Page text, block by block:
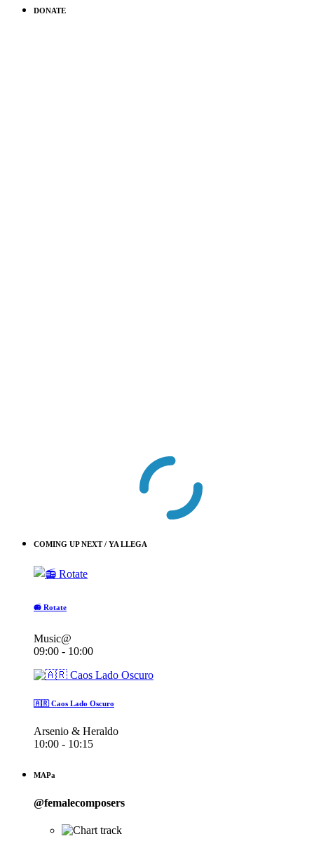
DONATE
COMING UP NEXT / YA LLEGA
📻 Rotate
Music@
09:00 - 10:00
🇦🇷 Caos Lado Oscuro
Arsenio & Heraldo
10:00 - 10:15
MAPa
@femalecomposers